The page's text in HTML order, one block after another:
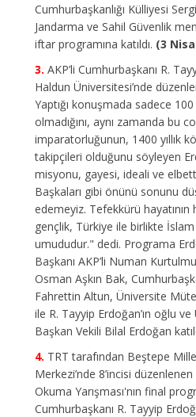
Cumhurbaşkanlığı Külliyesi
Jandarma ve Sahil Güvenlik
iftar programına katıldı. (3
AKP’li Cumhurbaşkanı R.
Haldun Üniversitesi’nde
Yaptığı konuşmada sadece
olmadığını, aynı zamanda bu
imparatorluğunun, 1400 yıllık
takipçileri olduğunu söyleyen
misyonu, gayesi, ideali ve
Başkaları gibi önünü sonunu
edemeyiz. Tefekkürü hayatının
gençlik, Türkiye ile birlikte
umududur." dedi. Programa
Başkanı AKP’li Numan
Osman Aşkın Bak,
Fahrettin Altun, Üniversite
ile R. Tayyip Erdoğan’ın oğlu
Başkan Vekili Bilal Erdoğan
TRT tarafından Beştepe
Merkezi’nde 8’incisi düzenlenen
Okuma Yarışması'nın final
Cumhurbaşkanı R. Tayyip